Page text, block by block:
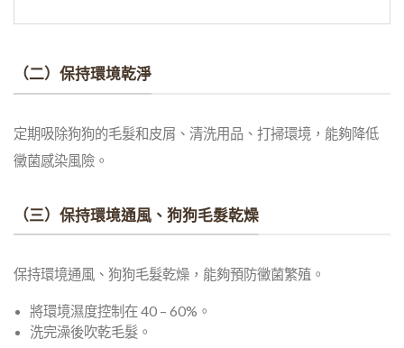
（二）保持環境乾淨
定期吸除狗狗的毛髮和皮屑、清洗用品、打掃環境，能夠降低
黴菌感染風險。
（三）保持環境通風、狗狗毛髮乾燥
保持環境通風、狗狗毛髮乾燥，能夠預防黴菌繁殖。
將環境濕度控制在 40 – 60%。
洗完澡後吹乾毛髮。